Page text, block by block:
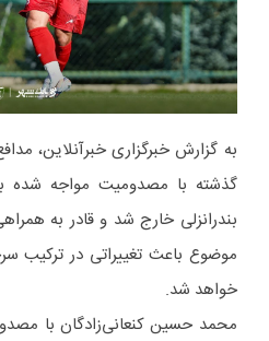
به گزارش خبرگزاری خبرآنلاین،
گذشته با مصدومیت مواجه شده
بندرانزلی خارج شد و قادر به
موضوع باعث تغییراتی در
خواهد شد.
محمد حسین کنعانی‌زادگان با